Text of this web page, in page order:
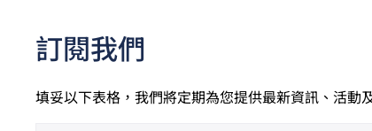
訂閱我們
填妥以下表格，我們將定期為您提供最新資訊、活動